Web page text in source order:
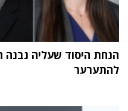
הנחת היסוד שעליה נבנה
להתערער